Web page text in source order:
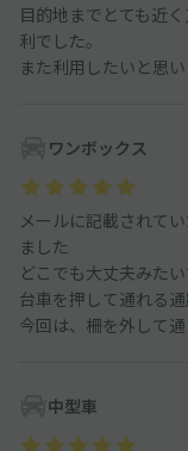
目的地までとても近
利でした。
また利用したいと思い
ワンボックス
メールに記載されて
ました
どこでも大丈夫みた
台車を押して通れる
今回は、柵を外して
中型車